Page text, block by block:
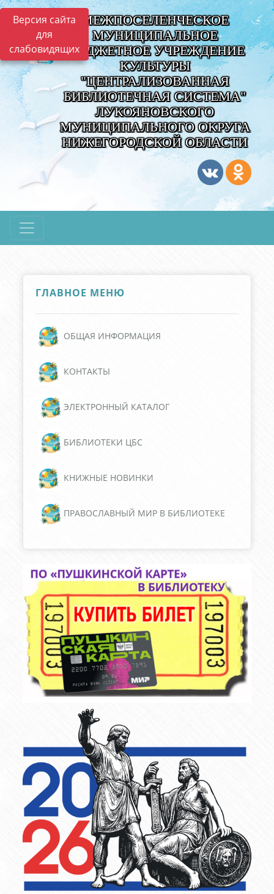
Версия сайта
для
слабовидящих
МЕЖПОСЕЛЕНЧЕСКОЕ
МУНИЦИПАЛЬНОЕ
БЮДЖЕТНОЕ УЧРЕЖДЕНИЕ
КУЛЬТУРЫ
"ЦЕНТРАЛИЗОВАННАЯ
БИБЛИОТЕЧНАЯ СИСТЕМА"
ЛУКОЯНОВСКОГО
МУНИЦИПАЛЬНОГО ОКРУГА
НИЖЕГОРОДСКОЙ ОБЛАСТИ
ГЛАВНОЕ МЕНЮ
ОБЩАЯ ИНФОРМАЦИЯ
КОНТАКТЫ
ЭЛЕКТРОННЫЙ КАТАЛОГ
БИБЛИОТЕКИ ЦБС
КНИЖНЫЕ НОВИНКИ
ПРАВОСЛАВНЫЙ МИР В БИБЛИОТЕКЕ